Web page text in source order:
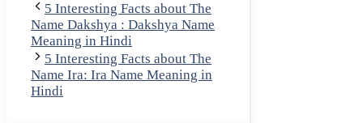
5 Interesting Facts about The
Name Dakshya : Dakshya Name
Meaning in Hindi
5 Interesting Facts about The
Name Ira: Ira Name Meaning in
Hindi